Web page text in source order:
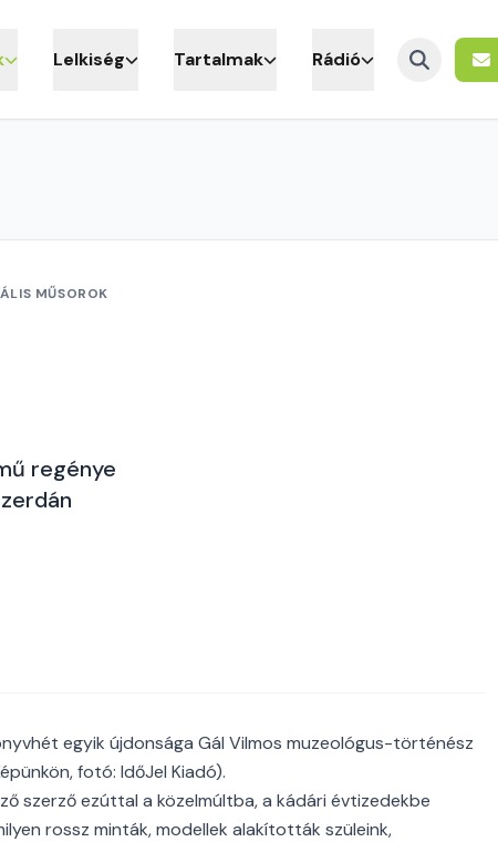
Lelkiség Tartalmak Rádió
MŰSOROK
regénye
egyik újdonsága Gál Vilmos muzeológus-történész
fotó: IdőJel Kiadó).
szerző ezúttal a közelmúltba, a kádári évtizedekbe
rossz minták, modellek alakították szüleink,